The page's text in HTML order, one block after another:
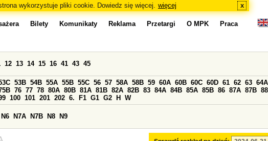
wykorzystuje pliki cookie. Dowiedz się więcej. więcej x
Bilety Komunikaty Reklama Przetargi O MPK Praca
12 13 14 15 16 41 43 45
53B 54B 55A 55B 55C 56 57 58A 58B 59 60A 60B 60C 60D 61 62 63 64A
76 77 78 80A 80B 81A 81B 82A 82B 83 84A 84B 85A 85B 86 87A 87B
100 101 201 202 6. F1 G1 G2 H W
N6 N7A N7B N8 N9